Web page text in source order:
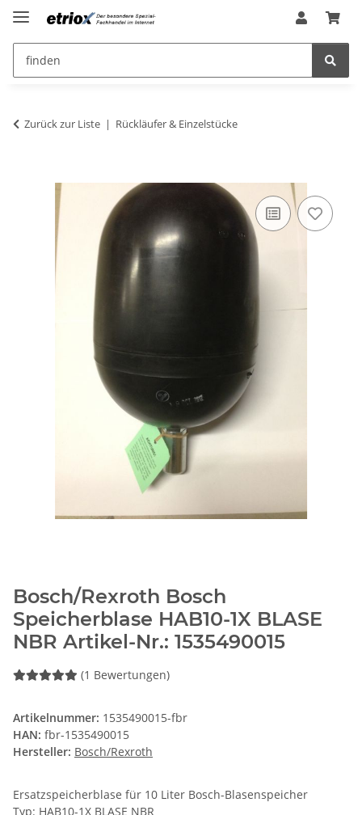
Zurück zur Liste Rückläufer & Einzelstücke
Bosch/Rexroth Bosch
Speicherblase HAB10-1X BLASE
NBR Artikel-Nr.: 1535490015
(1 Bewertungen)
Artikelnummer: 1535490015-fbr
HAN: fbr-1535490015
Hersteller: Bosch/Rexroth
Ersatzspeicherblase für 10 Liter Bosch-Blasenspeicher
Typ: HAB10-1X BLASE NBR